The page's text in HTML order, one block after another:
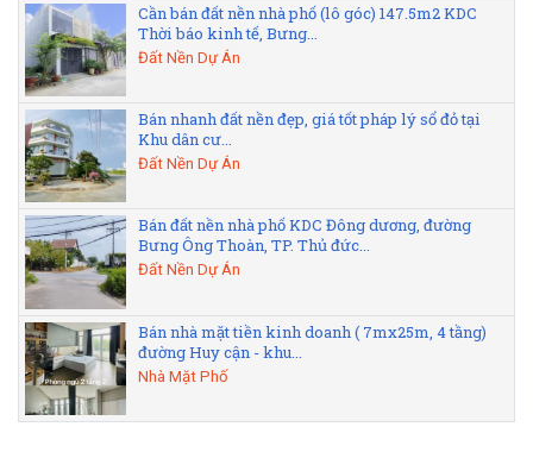
Cần bán đất nền nhà phố (lô góc) 147.5m2 KDC
Thời báo kinh tế, Bưng...
Đất Nền Dự Án
Bán nhanh đất nền đẹp, giá tốt pháp lý sổ đỏ tại
Khu dân cư...
Đất Nền Dự Án
Bán đất nền nhà phố KDC Đông dương, đường
Bưng Ông Thoàn, TP. Thủ đức...
Đất Nền Dự Án
Bán nhà mặt tiền kinh doanh ( 7mx25m, 4 tầng)
đường Huy cận - khu...
Nhà Mặt Phố